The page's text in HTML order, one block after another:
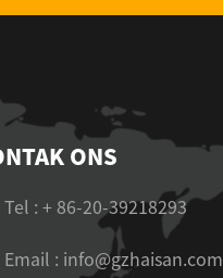
ONS
Tel : + 86-20-39218293
Email : info@gzhaisan.com